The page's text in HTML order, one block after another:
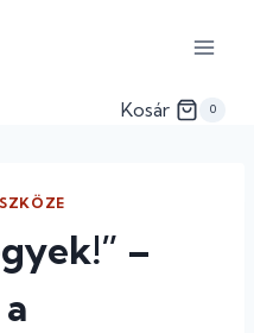
Kosár 0
–